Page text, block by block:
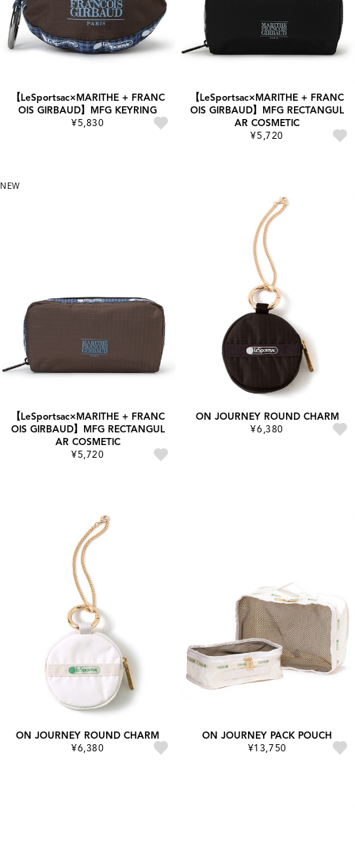
【LeSportsac×MARITHE + FRANC
OIS GIRBAUD】MFG KEYRING
¥5,830
【LeSportsac×MARITHE + FRANC
OIS GIRBAUD】MFG RECTANGUL
AR COSMETIC
¥5,720
NEW
【LeSportsac×MARITHE + FRANC
OIS GIRBAUD】MFG RECTANGUL
AR COSMETIC
¥5,720
ON JOURNEY ROUND CHARM
¥6,380
ON JOURNEY ROUND CHARM
¥6,380
ON JOURNEY PACK POUCH
¥13,750